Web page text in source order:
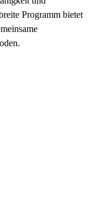
Programm bietet